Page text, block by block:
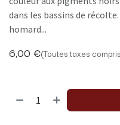
dans les bassins de
homard...
6,00 €(Toutes taxes